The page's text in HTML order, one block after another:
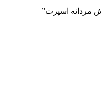
مردانه اسپرت”